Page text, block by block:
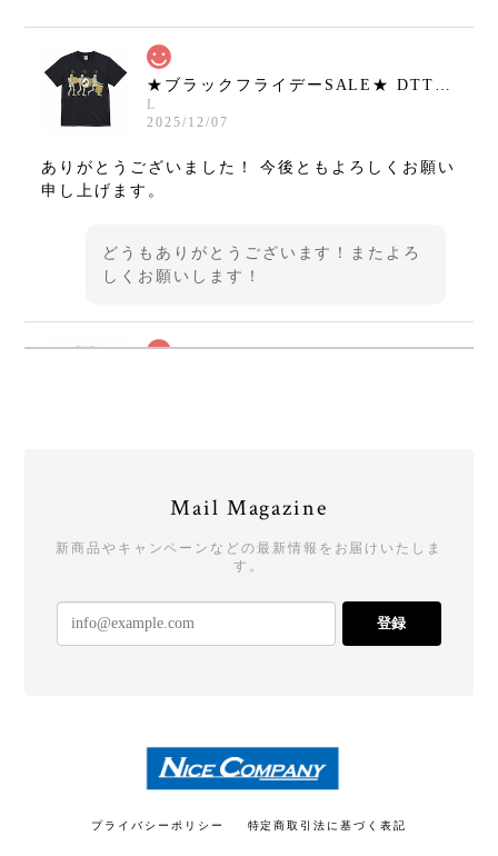
★ブラックフライデーSALE★ DTT Tシャツ hirotton 01 BLACK【DRUMMERS TOP TEAM】
L
2025/12/07
ありがとうございました！ 今後ともよろしくお願い
申し上げます。
どうもありがとうございます！またよろ
しくお願いします！
ご購入ありがとうございました！またよ
ろしくお願いいたします！
★ブラックフライデーSALE★ Tシャツ type01 BLACK【DRUMMERS TOP TEAM】
ご購入ありがとうございます！今後とも
Mail Magazine
新商品やキャンペーンなどの最新情報をお届けいたしま
す。
登録
プライバシーポリシー 特定商取引法に基づく表記